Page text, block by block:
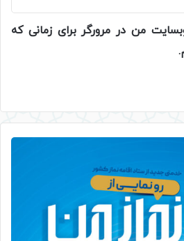
من در مرورگر برای زمانی که